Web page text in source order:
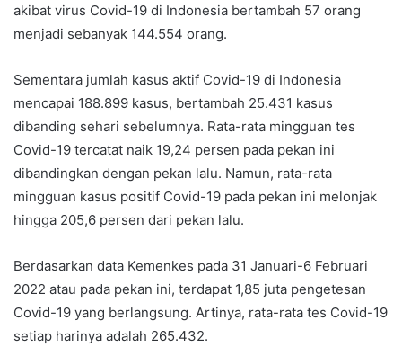
akibat virus Covid-19 di Indonesia bertambah 57 orang
menjadi sebanyak 144.554 orang.
Sementara jumlah kasus aktif Covid-19 di Indonesia
mencapai 188.899 kasus, bertambah 25.431 kasus
dibanding sehari sebelumnya. Rata-rata mingguan tes
Covid-19 tercatat naik 19,24 persen pada pekan ini
dibandingkan dengan pekan lalu. Namun, rata-rata
mingguan kasus positif Covid-19 pada pekan ini melonjak
hingga 205,6 persen dari pekan lalu.
Berdasarkan data Kemenkes pada 31 Januari-6 Februari
2022 atau pada pekan ini, terdapat 1,85 juta pengetesan
Covid-19 yang berlangsung. Artinya, rata-rata tes Covid-19
setiap harinya adalah 265.432.